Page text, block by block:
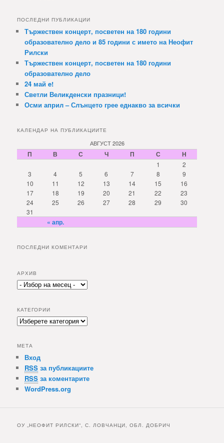
ПОСЛЕДНИ ПУБЛИКАЦИИ
Тържествен концерт, посветен на 180 години
образователно дело и 85 години с името на Неофит
Рилски
Тържествен концерт, посветен на 180 години
образователно дело
24 май e!
Светли Великденски празници!
Осми април – Слънцето грее еднакво за всички
КАЛЕНДАР НА ПУБЛИКАЦИИТЕ
АВГУСТ 2026
П В С Ч П С Н
« апр.
1
2
3
4 5 6 7 8
9
10
11 12 13 14 15
16
17
18 19 20 21 22
23
24
25 26 27 28 29
30
31
ПОСЛЕДНИ КОМЕНТАРИ
АРХИВ
А
и
в
КАТЕГОРИИ
К
е
г
о
р
и
МЕТА
Вход
RSS за публикациите
RSS за коментарите
WordPress.org
ОУ „НЕОФИТ РИЛСКИ“, С. ЛОВЧАНЦИ, ОБЛ. ДОБРИЧ